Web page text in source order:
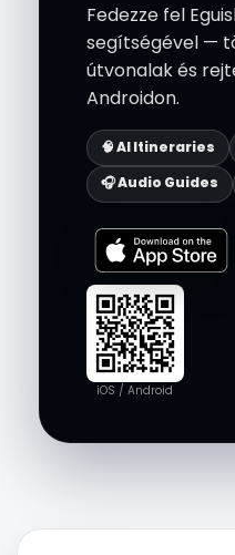
Fedezze fel
segítségével —
útvonalak és
Androidon.
🧠 AI Itineraries
🎧 Audio Guides
iOS / Android